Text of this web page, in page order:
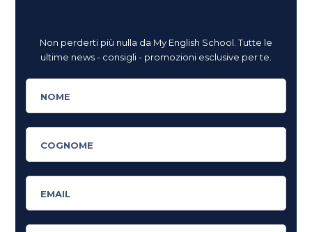
Non perderti più nulla da My English School. Tutte le
ultime news - consigli - promozioni esclusive per te.